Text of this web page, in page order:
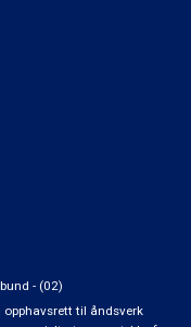
- (02)
til åndsverk